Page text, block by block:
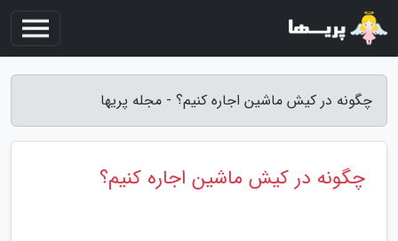
چگونه در کیش ماشین اجاره کنیم؟ - مجله پریها
چگونه در کیش ماشین اجاره کنیم؟